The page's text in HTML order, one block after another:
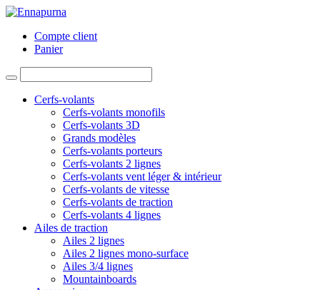
Compte client
Panier
Cerfs-volants
Cerfs-volants monofils
Cerfs-volants 3D
Grands modèles
Cerfs-volants porteurs
Cerfs-volants 2 lignes
Cerfs-volants vent léger & intérieur
Cerfs-volants de vitesse
Cerfs-volants de traction
Cerfs-volants 4 lignes
Ailes de traction
Ailes 2 lignes
Ailes 2 lignes mono-surface
Ailes 3/4 lignes
Mountainboards